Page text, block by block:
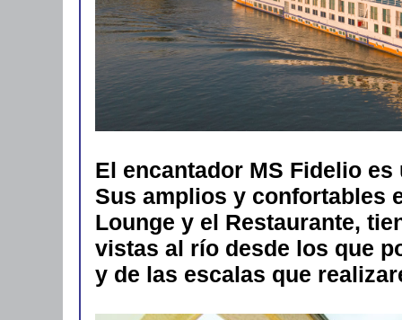
El encantador MS Fidelio
Sus amplios y confortables
Lounge y el Restaurante,
vistas al río desde los que
y de las escalas que